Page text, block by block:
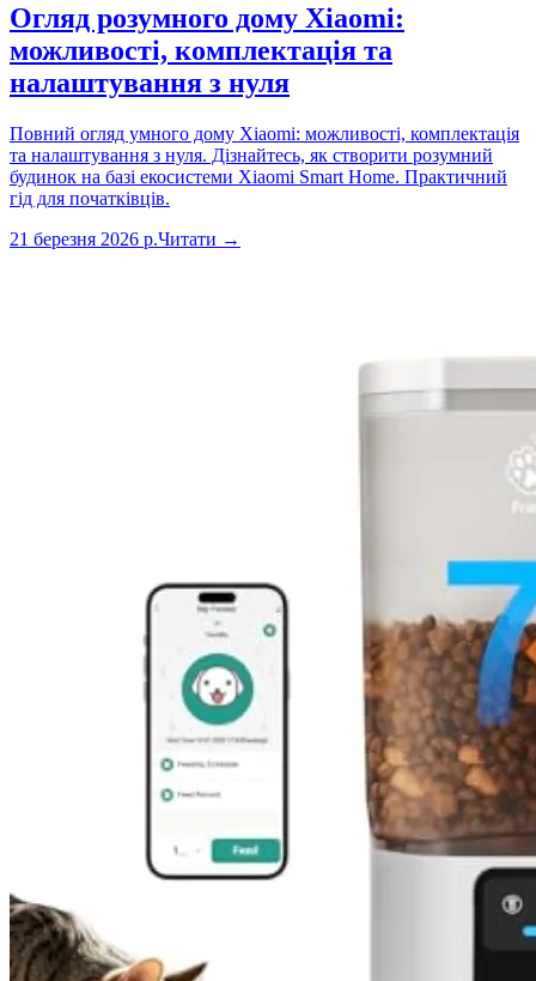
Огляд розумного дому Xiaomi:
можливості, комплектація та
налаштування з нуля
Повний огляд умного дому Xiaomi: можливості, комплектація
та налаштування з нуля. Дізнайтесь, як створити розумний
будинок на базі екосистеми Xiaomi Smart Home. Практичний
гід для початківців.
21 березня 2026 р.Читати →